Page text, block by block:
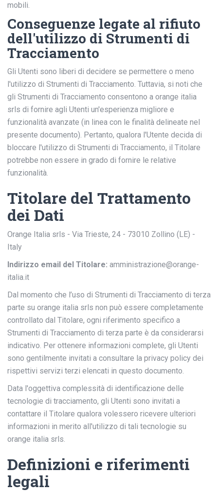
mobili.
Conseguenze legate al rifiuto
dell'utilizzo di Strumenti di
Tracciamento
Gli Utenti sono liberi di decidere se permettere o meno
l'utilizzo di Strumenti di Tracciamento. Tuttavia, si noti che
gli Strumenti di Tracciamento consentono a orange italia
srls di fornire agli Utenti un'esperienza migliore e
funzionalità avanzate (in linea con le finalità delineate nel
presente documento). Pertanto, qualora l'Utente decida di
bloccare l'utilizzo di Strumenti di Tracciamento, il Titolare
potrebbe non essere in grado di fornire le relative
funzionalità.
Titolare del Trattamento
dei Dati
Orange Italia srls - Via Trieste, 24 - 73010 Zollino (LE) -
Italy
Indirizzo email del Titolare: amministrazione@orange-
italia.it
Dal momento che l’uso di Strumenti di Tracciamento di terza
parte su orange italia srls non può essere completamente
controllato dal Titolare, ogni riferimento specifico a
Strumenti di Tracciamento di terza parte è da considerarsi
indicativo. Per ottenere informazioni complete, gli Utenti
sono gentilmente invitati a consultare la privacy policy dei
rispettivi servizi terzi elencati in questo documento.
Data l'oggettiva complessità di identificazione delle
tecnologie di tracciamento, gli Utenti sono invitati a
contattare il Titolare qualora volessero ricevere ulteriori
informazioni in merito all'utilizzo di tali tecnologie su
orange italia srls.
Definizioni e riferimenti
legali